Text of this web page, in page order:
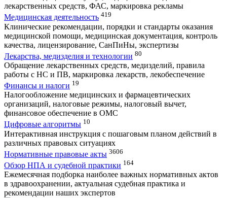
лекарственных средств, ФАС, маркировка рекламы
Медицинская деятельность 419
Клинические рекомендации, порядки и стандарты оказания
медицинской помощи, медицинская документация, контроль
качества, лицензирование, СанПиНы, экспертизы
Лекарства, медизделия и технологии 80
Обращение лекарственных средств, медизделий, правила
работы с НС и ПВ, маркировка лекарств, лекобеспечение
Финансы и налоги 19
Налогообложение медицинских и фармацевтических
организаций, налоговые режимы, налоговый вычет,
финансовое обеспечение в ОМС
Цифровые алгоритмы 10
Интерактивная инструкция с пошаговым планом действий в
различных правовых ситуациях
Нормативные правовые акты 3606
Обзор НПА и судебной практики 164
Ежемесячная подборка наиболее важных нормативных актов
в здравоохранении, актуальная судебная практика и
рекомендации наших экспертов